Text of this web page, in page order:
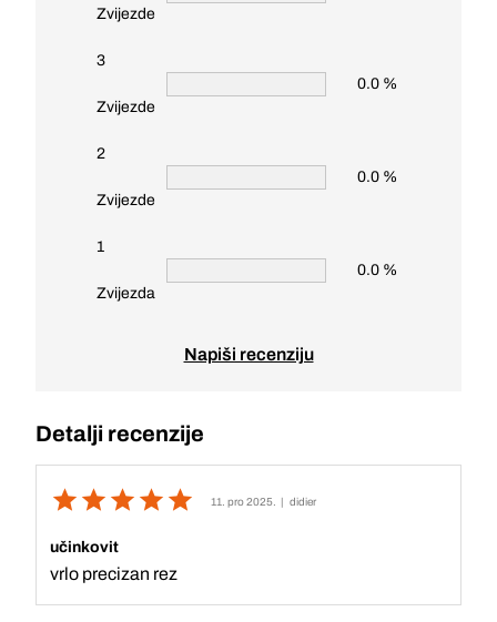
Zvijezde
3
Zvijezde
0.0 %
2
Zvijezde
0.0 %
1
Zvijezda
0.0 %
Napiši recenziju
Detalji recenzije
11. pro 2025. | didier
učinkovit
vrlo precizan rez